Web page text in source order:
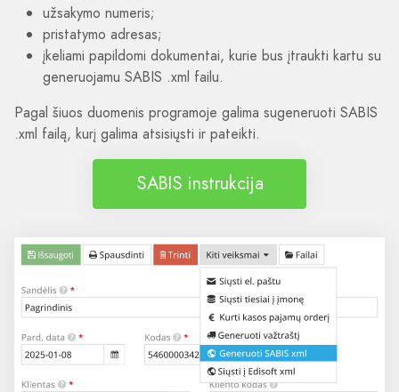
užsakymo numeris;
pristatymo adresas;
įkeliami papildomi dokumentai, kurie bus įtraukti kartu su
generuojamu SABIS .xml failu.
Pagal šiuos duomenis programoje galima sugeneruoti SABIS
.xml failą, kurį galima atsisiųsti ir pateikti.
SABIS instrukcija